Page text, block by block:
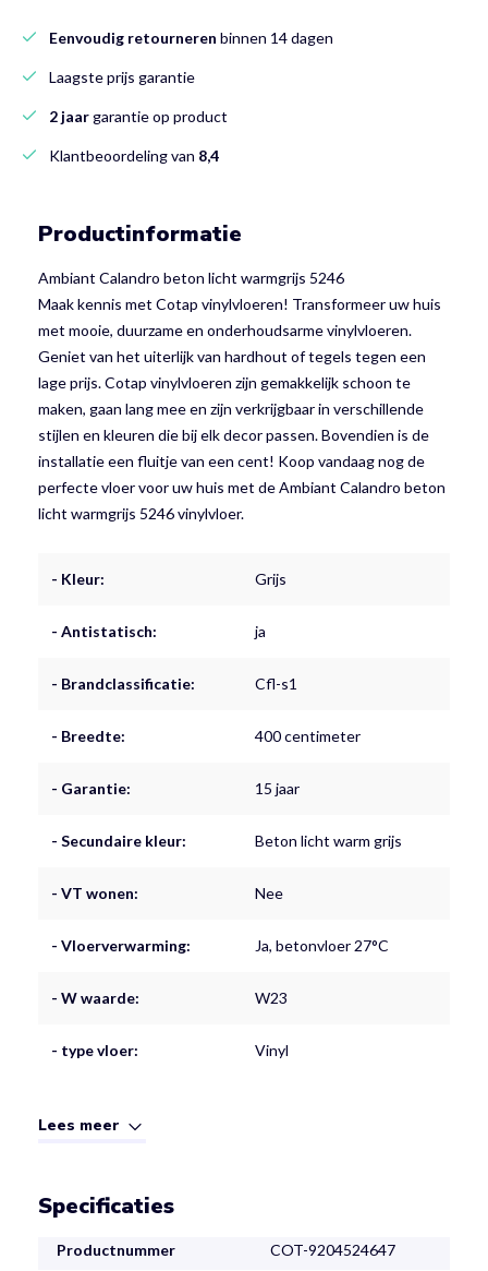
Eenvoudig retourneren binnen 14 dagen
Laagste prijs garantie
2 jaargarantie op product
Klantbeoordeling van 8,4
Productinformatie
Ambiant Calandro beton licht warmgrijs 5246
Maak kennis met Cotap vinylvloeren! Transformeer uw huis
met mooie, duurzame en onderhoudsarme vinylvloeren.
Geniet van het uiterlijk van hardhout of tegels tegen een
lage prijs. Cotap vinylvloeren zijn gemakkelijk schoon te
maken, gaan lang mee en zijn verkrijgbaar in verschillende
stijlen en kleuren die bij elk decor passen. Bovendien is de
installatie een fluitje van een cent! Koop vandaag nog de
perfecte vloer voor uw huis met de Ambiant Calandro beton
licht warmgrijs 5246 vinylvloer.
- Kleur: Grijs
- Antistatisch: ja
- Brandclassificatie: Cfl-s1
- Breedte: 400 centimeter
- Garantie: 15 jaar
- Secundaire kleur: Beton licht warm grijs
- VT wonen: Nee
- Vloerverwarming: Ja, betonvloer 27°C
- W waarde: W23
- type vloer: Vinyl
Lees meer
Specificaties
Productnummer COT-9204524647